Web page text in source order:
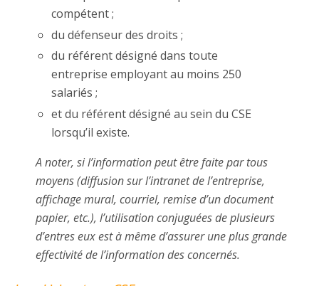
compétent ;
du défenseur des droits ;
du référent désigné dans toute
entreprise employant au moins 250
salariés ;
et du référent désigné au sein du CSE
lorsqu’il existe.
A noter, si l’information peut être faite par tous
moyens (diffusion sur l’intranet de l’entreprise,
affichage mural, courriel, remise d’un document
papier, etc.), l’utilisation conjuguées de plusieurs
d’entres eux est à même d’assurer une plus grande
effectivité de l’information des concernés.